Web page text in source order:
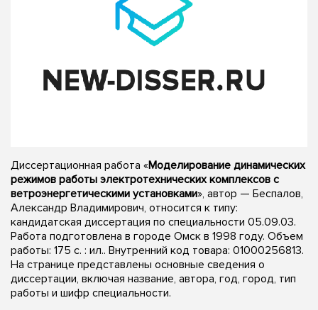
Диссертационная работа «Моделирование динамических
режимов работы электротехнических комплексов с
ветроэнергетическими установками», автор — Беспалов,
Александр Владимирович, относится к типу:
кандидатская диссертация по специальности 05.09.03.
Работа подготовлена в городе Омск в 1998 году. Объем
работы: 175 с. : ил.. Внутренний код товара: 01000256813.
На странице представлены основные сведения о
диссертации, включая название, автора, год, город, тип
работы и шифр специальности.